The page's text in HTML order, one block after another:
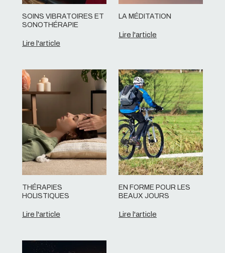
SOINS VIBRATOIRES ET
SONOTHÉRAPIE
Lire l'article
LA MÉDITATION
Lire l'article
THÉRAPIES
HOLISTIQUES
Lire l'article
EN FORME POUR LES
BEAUX JOURS
Lire l'article